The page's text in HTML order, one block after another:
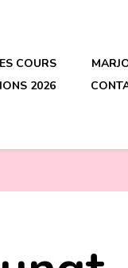
COURS
2026